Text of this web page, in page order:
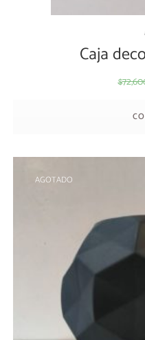
Caja
$
AGOTADO